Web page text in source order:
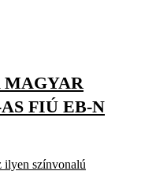
MAGYAR
FIÚ EB-N
ilyen színvonalú